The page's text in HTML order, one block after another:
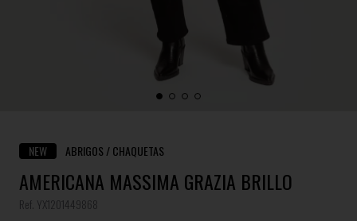
NEW ABRIGOS / CHAQUETAS
AMERICANA MASSIMA GRAZIA BRILLO
Ref. YX1201449868